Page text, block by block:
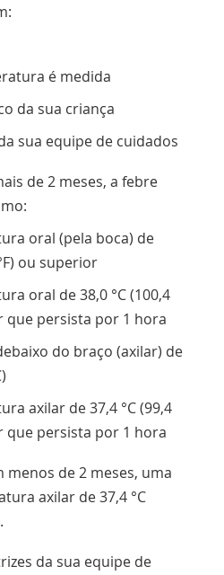
é medida
da sua criança
sua equipe de cuidados
de 2 meses, a febre
oral (pela boca) de
ou superior
oral de 38,0 °C (100,4
que persista por 1 hora
do braço (axilar) de
axilar de 37,4 °C (99,4
que persista por 1 hora
menos de 2 meses, uma
axilar de 37,4 °C
da sua equipe de